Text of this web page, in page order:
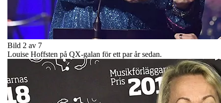
Bild 2 av 7
Louise Hoffsten på QX-galan för ett par år sedan.